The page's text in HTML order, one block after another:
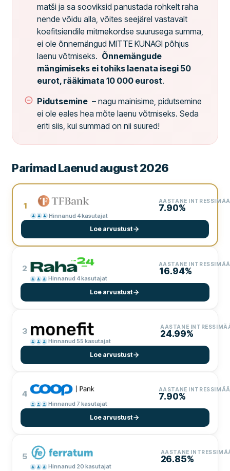
matši ja sa sooviksid panustada rohkelt raha
nende võidu alla, võites seejärel vastavalt
koefitsiendile mitmekordse suurusega summa,
ei ole õnnemängud MITTE KUNAGI põhjus
laenu võtmiseks. Õnnemängude
mängimiseks ei tohiks laenata isegi 50
eurot, rääkimata 10 000 eurost.
Pidutsemine – nagu mainisime, pidutsemine
ei ole eales hea mõte laenu võtmiseks. Seda
eriti siis, kui summad on nii suured!
Parimad Laenud august 2026
1
Hinnanud 4 kasutajat
AASTANE
7.90%
Loe arvustust
2
Hinnanud 4 kasutajat
AASTANE
16.94%
Loe arvustust
3
Hinnanud 55 kasutajat
AASTANE
24.99%
Loe arvustust
4
Hinnanud 7 kasutajat
AASTANE
7.90%
Loe arvustust
5
Hinnanud 20 kasutajat
AASTANE
26.85%